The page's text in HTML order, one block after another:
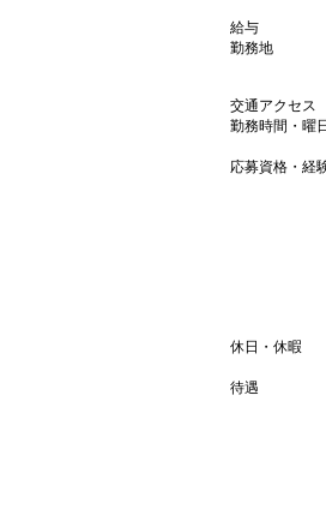
給与
勤務地
交通アクセス
勤務時間・曜日
応募資格・経
休日・休暇
待遇